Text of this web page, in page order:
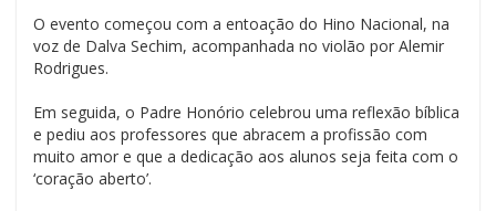
O evento começou com a entoação do Hino Nacional, na
voz de Dalva Sechim, acompanhada no violão por Alemir
Rodrigues.
Em seguida, o Padre Honório celebrou uma reflexão bíblica
e pediu aos professores que abracem a profissão com
muito amor e que a dedicação aos alunos seja feita com o
‘coração aberto’.